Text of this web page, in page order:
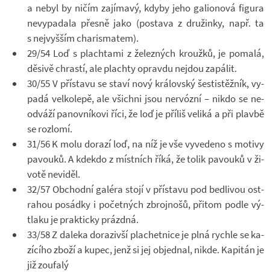
a nebyl by ničím za­jí­mavý, kdyby jeho ga­li­o­nová fi­gura
ne­vy­pa­dala přesně jako (po­stava z dru­žinky, např. ta
s nej­vyš­ším cha­risma­tem).
29/54 Loď s plach­tami z že­lez­ných kroužků, je po­malá,
dě­sivě chrastí, ale plachty opravdu nejdou za­pá­lit.
30/55 V pří­stavu se staví nový krá­lov­ský šes­tistěž­ník, vy­
padá vel­ko­lepě, ale všichni jsou ner­vózní – nikdo se ne­
od­váží pa­nov­ní­kovi říci, že loď je pří­liš ve­liká a při plavbě
se roz­lomí.
31/56 K molu do­razí loď, na níž je vše vy­ve­deno s mo­tivy
pa­vouků. A kdekdo z míst­ních říká, že tolik pa­vouků v ži­
votě ne­vi­děl.
32/57 Ob­chodní ga­léra stojí v pří­stavu pod bed­li­vou os­t­
ra­hou po­sádky i po­čet­ných zbroj­nošů, při­tom podle vý­
tlaku je prak­ticky prázdná.
33/58 Z da­leka do­ra­zi­vší pla­chet­nice je plná rychle se ka­
zí­cího zboží a kupec, jenž si jej ob­jed­nal, nikde. Ka­pi­tán je
již zou­falý